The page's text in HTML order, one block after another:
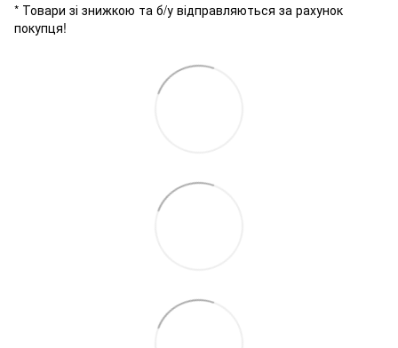
* Товари зі знижкою та б/у відправляються за рахунок
покупця!